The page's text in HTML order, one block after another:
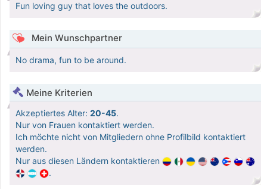
Fun loving guy that loves the outdoors.
Mein Wunschpartner
No drama, fun to be around.
Meine Kriterien
Akzeptiertes Alter: 20-45.
Nur von Frauen kontaktiert werden.
Ich möchte nicht von Mitgliedern ohne Profilbild kontaktiert
werden.
Nur aus diesen Ländern kontaktieren
.